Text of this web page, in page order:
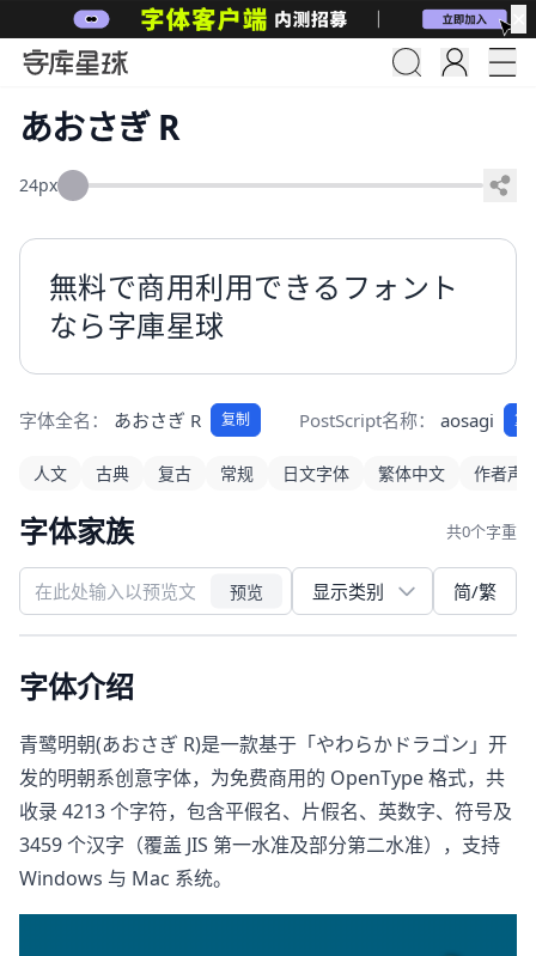
あおさぎ R
24px
無料で商用利用できるフォント
なら字庫星球
字体全名： あおさぎ R 复制 PostScript名称： aosagi 复
人文 古典 复古 常规 日文字体 繁体中文 作者声
字体家族 共0个字重
预览 简/繁
字体介绍
青鹭明朝(あおさぎ R)是一款基于「やわらかドラゴン」开
发的明朝系创意字体，为免费商用的 OpenType 格式，共
收录 4213 个字符，包含平假名、片假名、英数字、符号及
3459 个汉字（覆盖 JIS 第一水准及部分第二水准），支持
Windows 与 Mac 系统。